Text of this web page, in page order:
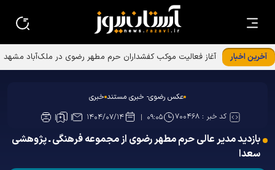
آخرین اخبار
عکس رضوی- خبری مستند خبری
کد خبر :۷۰۰۴۶۸ ۰۹:۰۵ ۱۴۰۴/۰۷/۱۴
بازدید مدیر عالی حرم مطهر رضوی از مجموعه فرهنگی ـ پژوهشی
سعدا